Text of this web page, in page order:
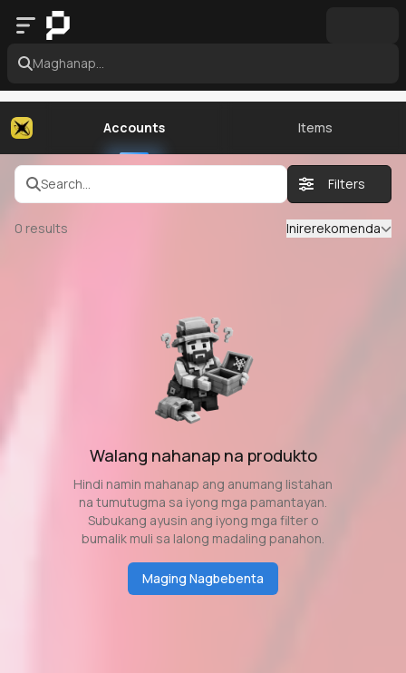
Maghanap...
Accounts Items
Search... Filters
0 results Inirerekomenda
Walang nahanap na produkto
Hindi namin mahanap ang anumang listahan
na tumutugma sa iyong mga pamantayan.
Subukang ayusin ang iyong mga filter o
bumalik muli sa lalong madaling panahon.
Maging Nagbebenta